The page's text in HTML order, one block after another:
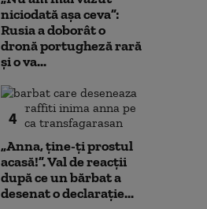
niciodată așa ceva”:
Rusia a doborât o
dronă portugheză rară
și o va...
4
„Anna, ţine-ţi prostul
acasă!”. Val de reacții
după ce un bărbat a
desenat o declarație...